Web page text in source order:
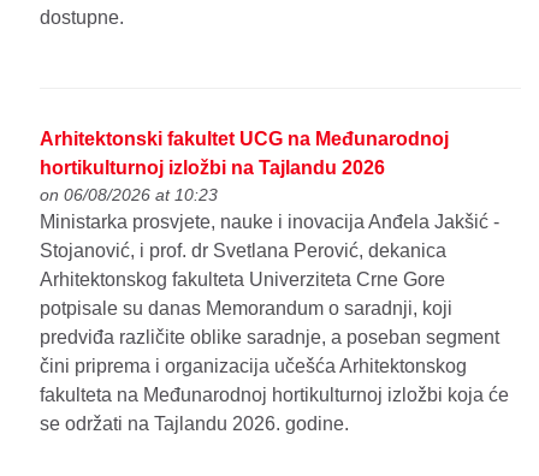
dostupne.
Arhitektonski fakultet UCG na Međunarodnoj
hortikulturnoj izložbi na Tajlandu 2026
on 06/08/2026 at 10:23
Ministarka prosvjete, nauke i inovacija Anđela Jakšić -
Stojanović, i prof. dr Svetlana Perović, dekanica
Arhitektonskog fakulteta Univerziteta Crne Gore
potpisale su danas Memorandum o saradnji, koji
predviđa različite oblike saradnje, a poseban segment
čini priprema i organizacija učešća Arhitektonskog
fakulteta na Međunarodnoj hortikulturnoj izložbi koja će
se održati na Tajlandu 2026. godine.